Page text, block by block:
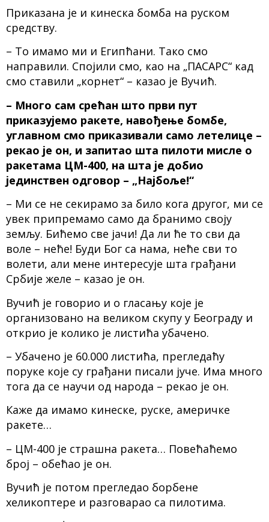
Приказана је и кинеска бомба на руском
средству.
– То имамо ми и Египћани. Тако смо
направили. Спојили смо, као на „ПАСАРС“ кад
смо ставили „корнет“ – казао је Вучић.
– Много сам срећан што први пут
приказујемо ракете, навођење бомбе,
углавном смо приказивали само летелице –
рекао је он, и запитао шта пилоти мисле о
ракетама ЦМ-400, на шта је добио
јединствен одговор – „Најбоље!“
– Ми се не секирамо за било кога другог, ми се
увек припремамо само да бранимо своју
земљу. Бићемо све јачи! Да ли ће то сви да
воле – неће! Буди Бог са нама, неће сви то
волети, али мене интересује шта грађани
Србије желе – казао је он.
Вучић је говорио и о гласању које је
организовано на великом скупу у Београду и
открио је колико је листића убачено.
– Убачено је 60.000 листића, прегледаћу
поруке које су грађани писали јуче. Има много
тога да се научи од народа – рекао је он.
Каже да имамо кинеске, руске, америчке
ракете…
– ЦМ-400 је страшна ракета… Повећаћемо
број – обећао је он.
Вучић је потом прегледао борбене
хеликоптере и разговарао са пилотима.